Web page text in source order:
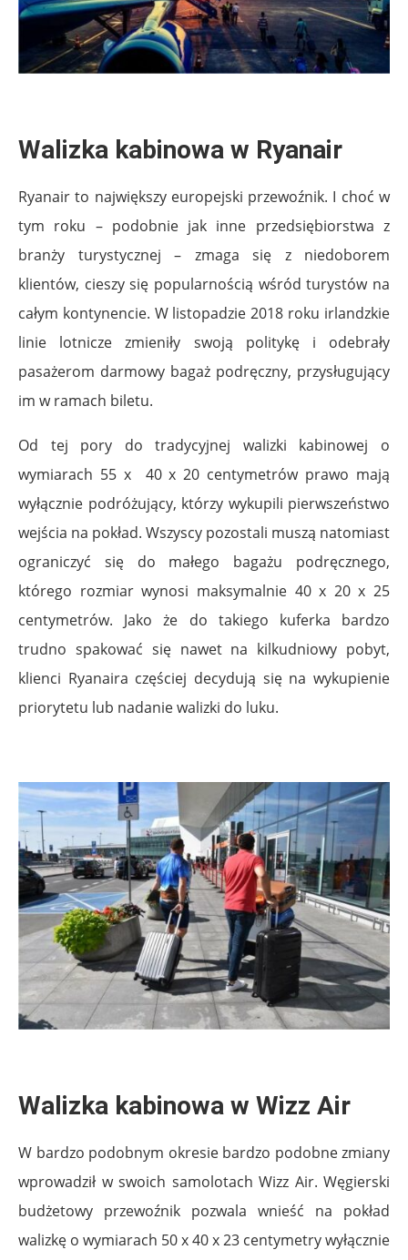
Walizka kabinowa w Ryanair
Ryanair to największy europejski przewoźnik. I choć w
tym roku – podobnie jak inne przedsiębiorstwa z
branży turystycznej – zmaga się z niedoborem
klientów, cieszy się popularnością wśród turystów na
całym kontynencie. W listopadzie 2018 roku irlandzkie
linie lotnicze zmieniły swoją politykę i odebrały
pasażerom darmowy bagaż podręczny, przysługujący
im w ramach biletu.
Od tej pory do tradycyjnej walizki kabinowej o
wymiarach 55 x 40 x 20 centymetrów prawo mają
wyłącznie podróżujący, którzy wykupili pierwszeństwo
wejścia na pokład. Wszyscy pozostali muszą natomiast
ograniczyć się do małego bagażu podręcznego,
którego rozmiar wynosi maksymalnie 40 x 20 x 25
centymetrów. Jako że do takiego kuferka bardzo
trudno spakować się nawet na kilkudniowy pobyt,
klienci Ryanaira częściej decydują się na wykupienie
priorytetu lub nadanie walizki do luku.
Walizka kabinowa w Wizz Air
W bardzo podobnym okresie bardzo podobne zmiany
wprowadził w swoich samolotach Wizz Air. Węgierski
budżetowy przewoźnik pozwala wnieść na pokład
walizkę o wymiarach 50 x 40 x 23 centymetry wyłącznie